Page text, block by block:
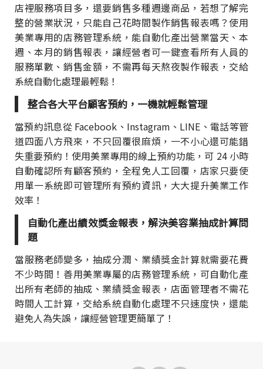
店裡服務項目多，還要銷售多種週邊商品，若想了解完
整的營業狀況，只能自己花時間製作銷售報表嗎？使用
美業專用的店務管理系統，能自動化產出營業當天、本
週、本月的銷售報表，讓經營者可一鍵查看所有人員的
服務單數、銷售金額，不需再每天熬夜製作報表，交給
系統自動化處理最輕鬆！
整合各大平台顧客預約，一機就輕鬆管理
當預約訊息從 Facebook、Instagram、LINE、電話等管
道四面八方飛來，不只回覆很麻煩，一不小心還可能錯
失重要預約！使用美業專用的線上預約功能，可 24 小時
自動確認所有顧客預約，全程免人工回覆，店家只要使
用單一系統即可管理所有預約資訊，大大提升美業工作
效率！
自動化產出績效獎金報表，解決美容業抽成計算問
題
當服務老師變多，抽成分潤、業績獎金計算就需要花費
不少時間！善用美業專屬的店務管理系統，可自動化產
出所有老師的抽成、業績獎金報表，店面管理者不需花
時間人工計算，交給系統自動化處理不只速度快，還能
避免人為失誤，讓經營管理更簡單了！